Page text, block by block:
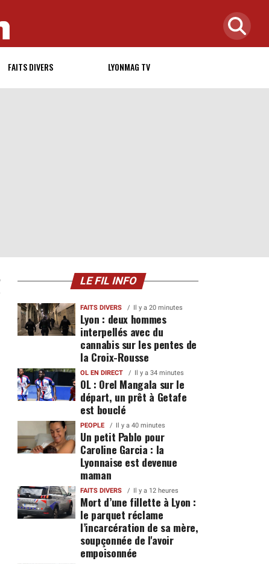
FAITS DIVERS LYONMAG TV
LE FIL INFO
FAITS DIVERS Il y a 20 minutes
Lyon : deux hommes
interpellés avec du
cannabis sur les pentes de
la Croix-Rousse
OL EN DIRECT Il y a 34 minutes
OL : Orel Mangala sur le
départ, un prêt à Getafe
est bouclé
PEOPLE Il y a 40 minutes
Un petit Pablo pour
Caroline Garcia : la
Lyonnaise est devenue
maman
FAITS DIVERS Il y a 12 heures
Mort d’une fillette à Lyon :
le parquet réclame
l’incarcération de sa mère,
soupçonnée de l'avoir
empoisonnée